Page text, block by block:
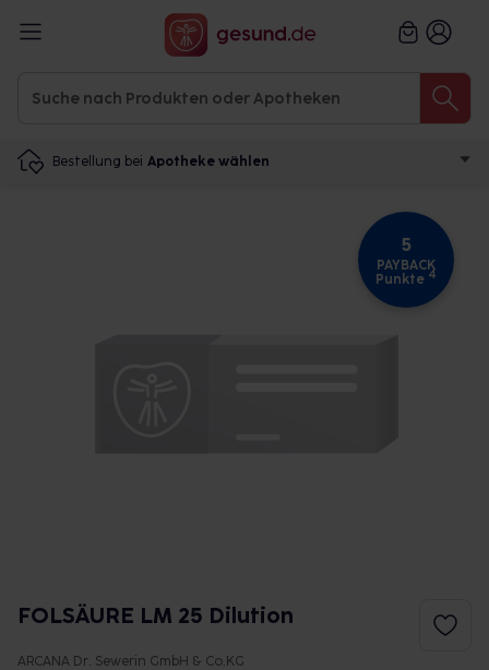
Bestellung bei Apotheke wählen
5
PAYBACK
Punkte 4
FOLSÄURE LM 25 Dilution
ARCANA Dr. Sewerin GmbH & Co.KG